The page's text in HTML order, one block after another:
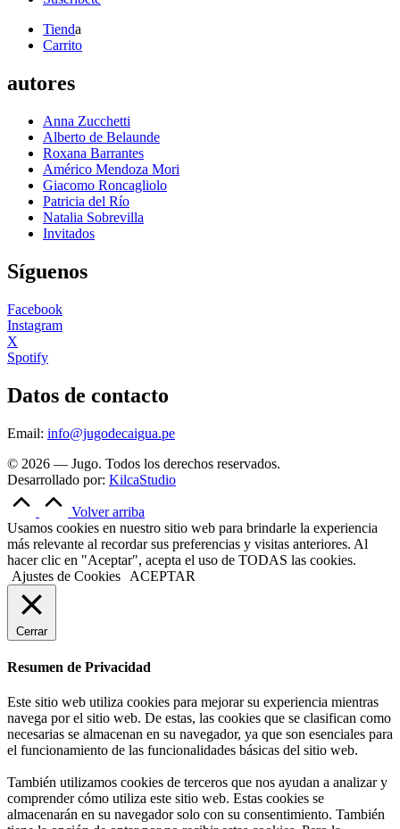
Tienda
Carrito
autores
Anna Zucchetti
Alberto de Belaunde
Roxana Barrantes
Américo Mendoza Mori
Giacomo Roncagliolo
Patricia del Río
Natalia Sobrevilla
Invitados
Síguenos
Facebook
Instagram
X
Spotify
Datos de contacto
Email: info@jugodecaigua.pe
© 2026 — Jugo. Todos los derechos reservados.
Desarrollado por: KilcaStudio
Volver arriba
Usamos cookies en nuestro sitio web para brindarle la experiencia
más relevante al recordar sus preferencias y visitas anteriores. Al
hacer clic en "Aceptar", acepta el uso de TODAS las cookies.
Ajustes de Cookies
ACEPTAR
Cerrar
Resumen de Privacidad
Este sitio web utiliza cookies para mejorar su experiencia mientras
navega por el sitio web. De estas, las cookies que se clasifican como
necesarias se almacenan en su navegador, ya que son esenciales para
el funcionamiento de las funcionalidades básicas del sitio web.
También utilizamos cookies de terceros que nos ayudan a analizar y
comprender cómo utiliza este sitio web. Estas cookies se
almacenarán en su navegador solo con su consentimiento. También